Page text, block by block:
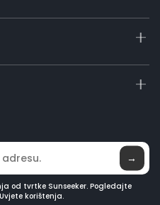
/ 14"
/ 12-14“
uljem
Da
V
→
od tvrtke Sunseeker. Pogledajte
korištenja.